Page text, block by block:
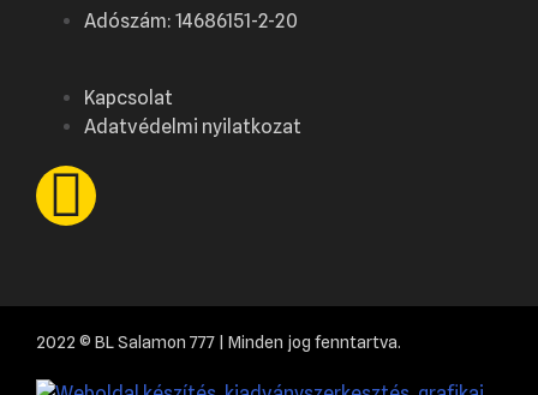
Adószám: 14686151-2-20
Kapcsolat
Adatvédelmi nyilatkozat
2022 © BL Salamon 777 | Minden jog fenntartva.